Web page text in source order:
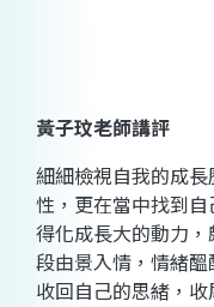
黃子玟老師講評
細細檢視自我的成
性，更在當中找到
得化成長大的動力
段由景入情，情緒
收回自己的思緒，